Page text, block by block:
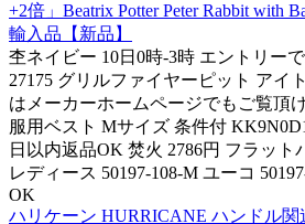
+2倍」Beatrix Potter Peter Rabbit with
輸入品【新品】
杢ネイビー 10日0時-3時 エントリー
27175 グリルファイヤーピット アイ
はメーカーホームページでもご覧頂
服用ベスト Mサイズ 条件付
日以内返品OK 焚火 2786円 フラット
レディース 50197-108-M ユーコ
OK
ハリケーン HURRICANE ハンドル